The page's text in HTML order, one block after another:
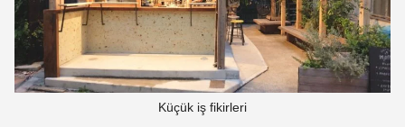
Küçük iş fikirleri